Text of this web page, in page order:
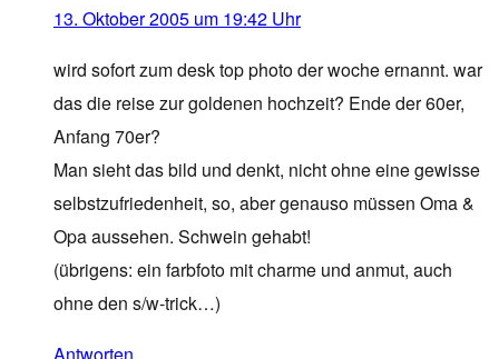
13. Oktober 2005 um 19:42 Uhr
wird sofort zum desk top photo der woche ernannt. war
das die reise zur goldenen hochzeit? Ende der 60er,
Anfang 70er?
Man sieht das bild und denkt, nicht ohne eine gewisse
selbstzufriedenheit, so, aber genauso müssen Oma &
Opa aussehen. Schwein gehabt!
(übrigens: ein farbfoto mit charme und anmut, auch
ohne den s/w-trick…)